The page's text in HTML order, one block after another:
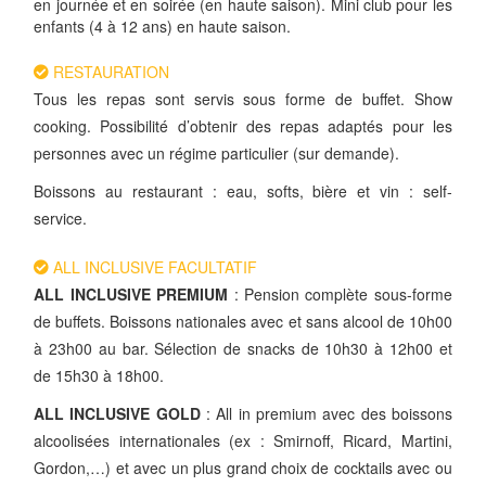
en journée et en soirée (en haute saison). Mini club pour les
enfants (4 à 12 ans) en haute saison.
RESTAURATION
Tous les repas sont servis sous forme de buffet. Show
cooking. Possibilité d’obtenir des repas adaptés pour les
personnes avec un régime particulier (sur demande).
Boissons au restaurant : eau, softs, bière et vin : self-
service.
ALL INCLUSIVE FACULTATIF
ALL INCLUSIVE PREMIUM : Pension complète sous-forme
de buffets. Boissons nationales avec et sans alcool de 10h00
à 23h00 au bar. Sélection de snacks de 10h30 à 12h00 et
de 15h30 à 18h00.
ALL INCLUSIVE GOLD: All in premium avec des boissons
alcoolisées internationales (ex : Smirnoff, Ricard, Martini,
Gordon,…) et avec un plus grand choix de cocktails avec ou